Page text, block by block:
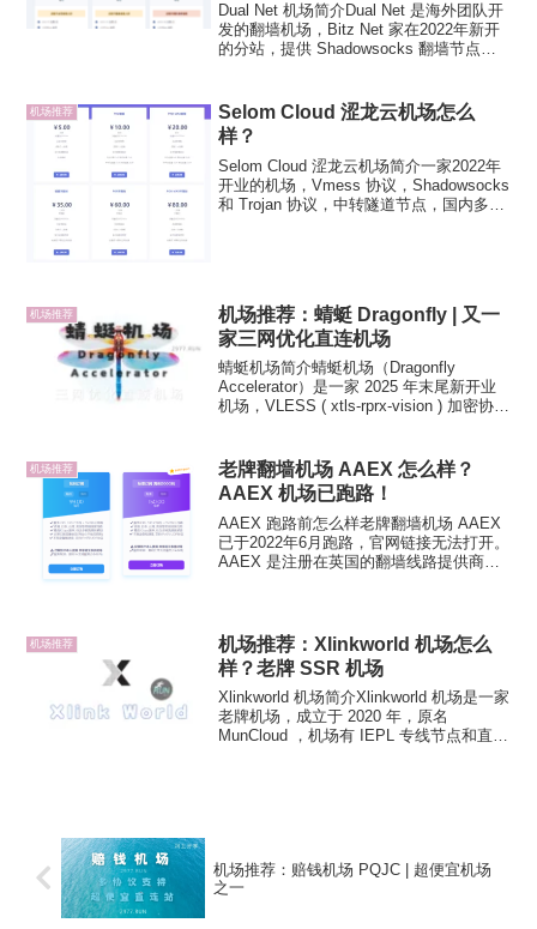
Dual Net 机场简介Dual Net 是海外团队开
发的翻墙机场，Bitz Net 家在2022年新开
的分站，提供 Shadowsocks 翻墙节点，
场面...
机场推荐
Selom Cloud 涩龙云机场怎么
样？
Selom Cloud 涩龙云机场简介一家2022年
开业的机场，Vmess 协议，Shadowsocks
和 Trojan 协议，中转隧道节点，国内多入
机场推荐
机场推荐：蜻蜓 Dragonfly | 又一
家三网优化直连机场
蜻蜓机场简介蜻蜓机场（Dragonfly
Accelerator）是一家 2025 年末尾新开业
机场，VLESS ( xtls-rprx-vision ) 加密协议
机场推荐
老牌翻墙机场 AAEX 怎么样？
AAEX 机场已跑路！
AAEX 跑路前怎么样老牌翻墙机场 AAEX
已于2022年6月跑路，官网链接无法打开。
AAEX 是注册在英国的翻墙线路提供商，
机场推荐
机场推荐：Xlinkworld 机场怎么
样？老牌 SSR 机场
Xlinkworld 机场简介Xlinkworld 机场是一家
老牌机场，成立于 2020 年，原名
MunCloud ，机场有 IEPL 专线节点和直连
机场推荐：赔钱机场 PQJC | 超便宜机场
之一